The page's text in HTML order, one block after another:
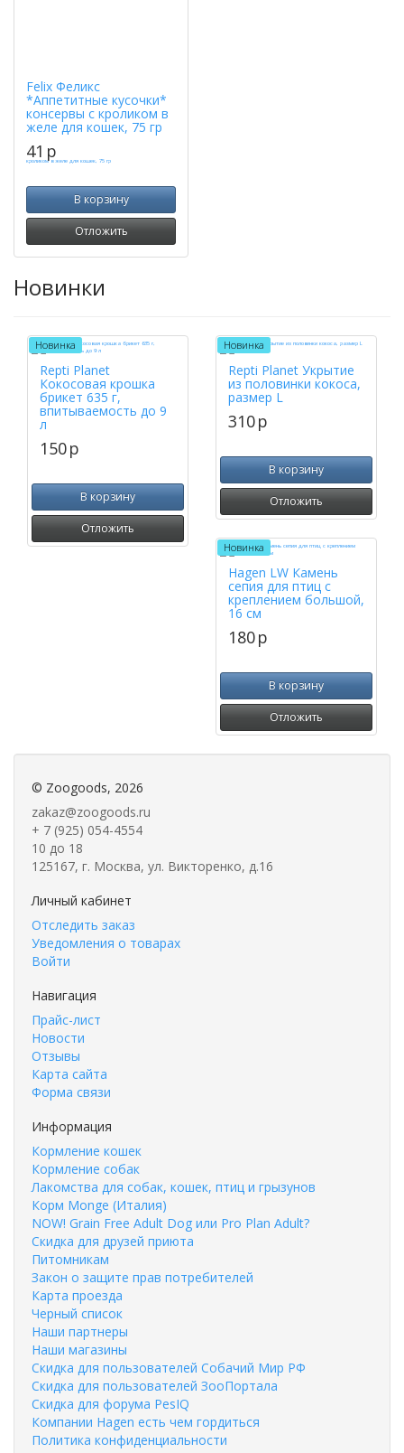
Felix Феликс
*Аппетитные кусочки*
консервы с кроликом в
желе для кошек, 75 гр
41 p
В корзину
Отложить
Новинки
Новинка
Repti Planet
Кокосовая крошка
брикет 635 г,
впитываемость до 9
л
150p
В корзину
Отложить
Новинка
Repti Planet Укрытие
из половинки кокоса,
размер L
310p
В корзину
Отложить
Новинка
Hagen LW Камень
сепия для птиц с
креплением большой,
16 см
180p
В корзину
Отложить
© Zoogoods, 2026
zakaz@zoogoods.ru
+ 7 (925) 054-4554
10 до 18
125167, г. Москва, ул. Викторенко, д.16
Личный кабинет
Отследить заказ
Уведомления о товарах
Войти
Навигация
Прайс-лист
Новости
Отзывы
Карта сайта
Форма связи
Информация
Кормление кошек
Кормление собак
Лакомства для собак, кошек, птиц и грызунов
Корм Monge (Италия)
NOW! Grain Free Adult Dog или Pro Plan Adult?
Скидка для друзей приюта
Питомникам
Закон о защите прав потребителей
Карта проезда
Черный список
Наши партнеры
Наши магазины
Скидка для пользователей Собачий Мир РФ
Скидка для пользователей ЗооПортала
Скидка для форума PesIQ
Компании Hagen есть чем гордиться
Политика конфиденциальности